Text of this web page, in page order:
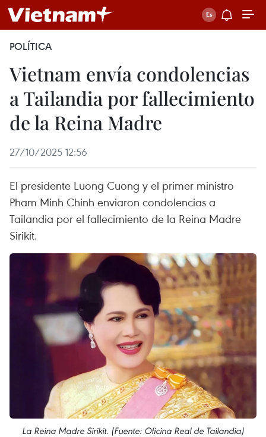
POLÍTICA
Vietnam envía condolencias
a Tailandia por fallecimiento
de la Reina Madre
27/10/2025 12:56
El presidente Luong Cuong y el primer ministro
Pham Minh Chinh enviaron condolencias a
Tailandia por el fallecimiento de la Reina Madre
Sirikit.
La Reina Madre Sirikit. (Fuente: Oficina Real de Tailandia)